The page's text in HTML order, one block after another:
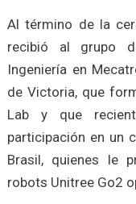
Al término de la
recibió al grupo
Ingeniería en
de Victoria, que
Lab y que
participación en un
Brasil, quienes le
robots Unitree Go2